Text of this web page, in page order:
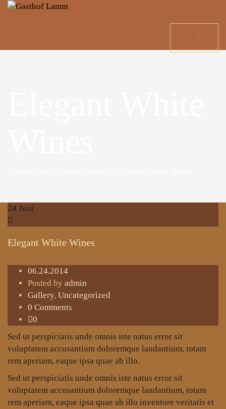
24 Juni
Elegant White Wines
06.24.2014
Posted by admin
Gallery, Uncategorized
0 Comments
0
Sed ut perspiciatis unde omnis iste natus error sit
voluptatem accusantium doloremque laudantium, totam
rem aperiam, eaque ipsa quae ab illo.
Sed ut perspiciatis unde omnis iste natus error sit
voluptatem accusantium doloremque laudantium, totam
rem aperiam, eaque ipsa quae ab illo inventore veritatis et